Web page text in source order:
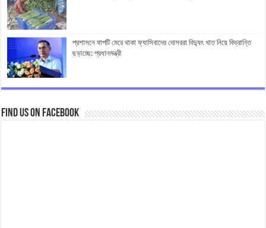
প্রশাসনে ঘাপটি মেরে থাকা ফ্যাসিবাদের দোসররা বিদ্যুৎ খাত নিয়ে বিভ্রান্তি
ছড়াচ্ছে: প্রধানমন্ত্রী
Find us on Facebook